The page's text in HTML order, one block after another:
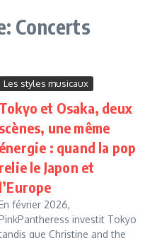
Concerts
Les styles musicaux
Tokyo et Osaka, deux
scènes, une même
énergie : quand la pop
relie le Japon et
l’Europe
février 2026,
investit Tokyo
que Christine and the